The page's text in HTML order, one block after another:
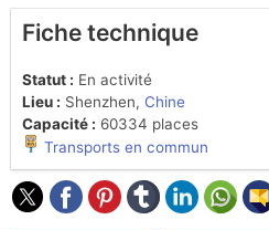
Fiche technique
Statut : En activité
Lieu : Shenzhen, Chine
Capacité : 60334 places
Transports en commun